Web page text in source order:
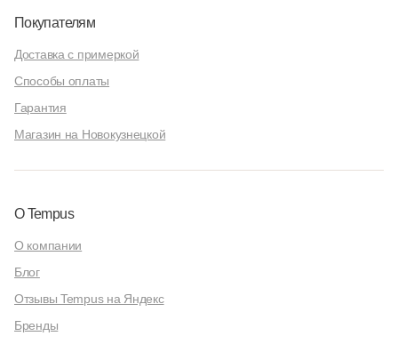
Покупателям
Доставка с примеркой
Способы оплаты
Гарантия
Магазин на Новокузнецкой
О Tempus
О компании
Блог
Отзывы Tempus на Яндекс
Бренды